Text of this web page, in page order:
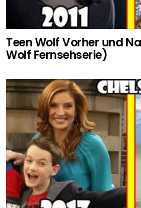
Teen Wolf Vorher und
Wolf Fernsehserie)